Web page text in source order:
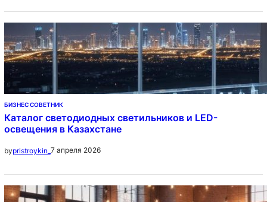
БИЗНЕС СОВЕТНИК
Каталог светодиодных светильников и LED-
освещения в Казахстане
bypristroykin_ 7 апреля 2026